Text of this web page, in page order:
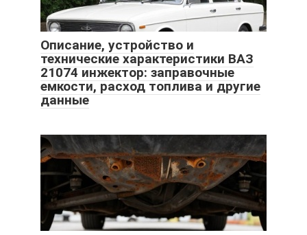
Описание, устройство и
технические характеристики ВАЗ
21074 инжектор: заправочные
емкости, расход топлива и другие
данные